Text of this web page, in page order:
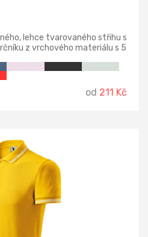
lehce tvarovaného střihu s
z vrchového materiálu s 5
od 211 Kč